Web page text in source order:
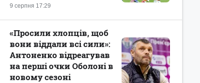
9 серпня 17:29
«Просили хлопців, щоб
вони віддали всі сили»:
Антоненко відреагував
на перші очки Оболоні в
новому сезоні